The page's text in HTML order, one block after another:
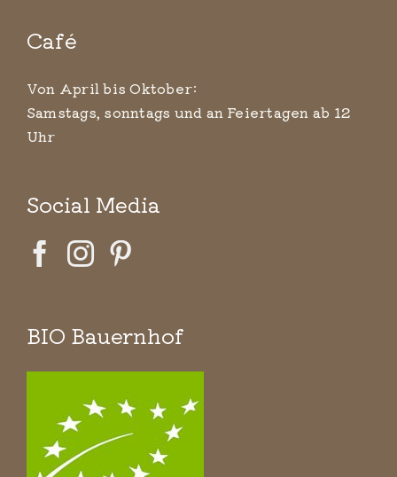
Café
Von April bis Oktober:
Samstags, sonntags und an Feiertagen ab 12
Uhr
Social Media
BIO Bauernhof